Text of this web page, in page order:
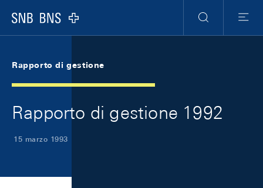
Logo
Ricerca
Menu
Rapporto di gestione
Rapporto di gestione 1992
15 marzo 1993